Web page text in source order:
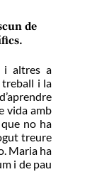
de
i altres a
treball i la
vida amb
no ha
treure
Maria ha
i de pau